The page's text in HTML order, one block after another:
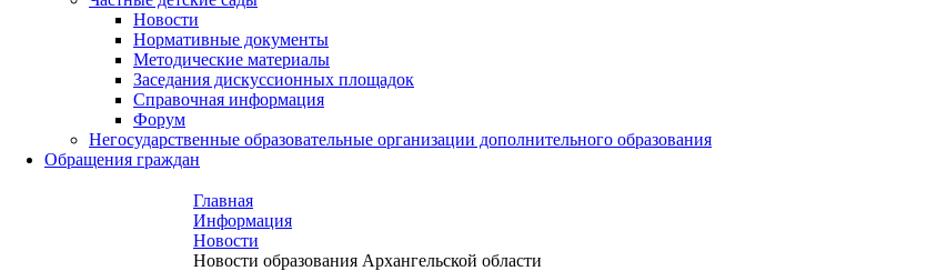
Новости
Нормативные документы
Методические материалы
Заседания дискуссионных площадок
Справочная информация
Форум
Негосударственные образовательные организации дополнительного образования
Обращения граждан
Главная
Информация
Новости
Новости образования Архангельской области